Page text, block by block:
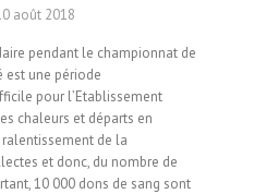
août 2018
pendant le championnat de
est une période
pour l’Etablissement
chaleurs et départs en
de la
et donc, du nombre de
10 000 dons de sang sont